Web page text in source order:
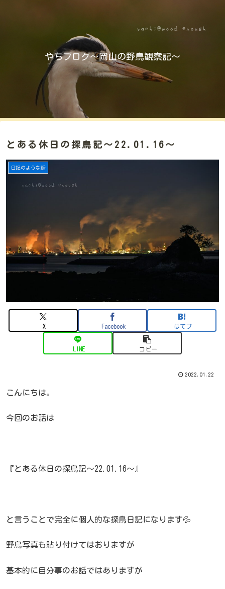
やちブログ～岡山の野鳥観察記～
とある休日の探鳥記～22.01.16～
日記のような話
X Facebook はてブ
LINE コピー
2022.01.22
こんにちは。
今回のお話は
『とある休日の探鳥記～22.01.16～』
と言うことで完全に個人的な探鳥日記になります💦
野鳥写真も貼り付けてはおりますが
基本的に自分事のお話ではありますが